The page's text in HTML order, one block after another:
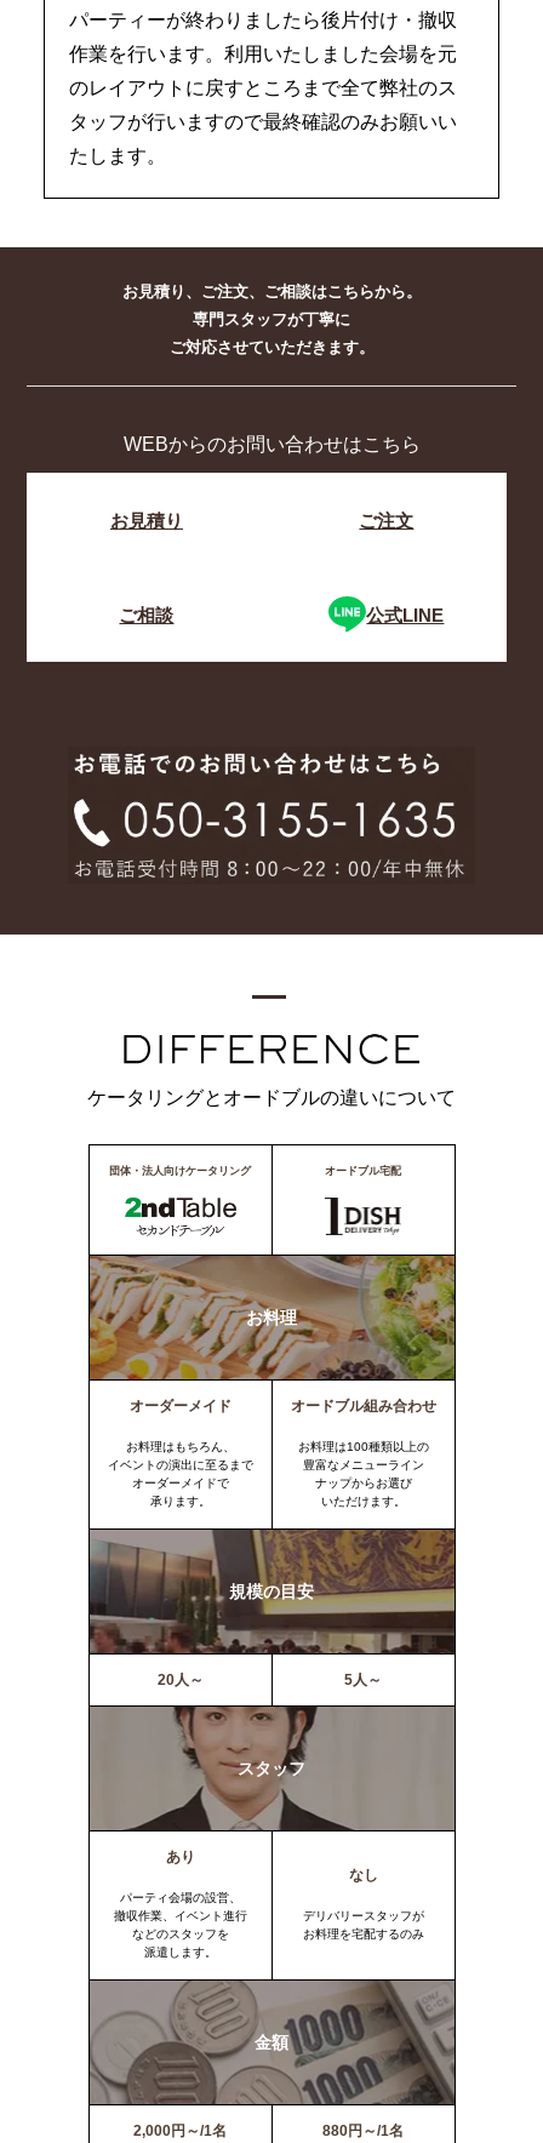
パーティーが終わりましたら後片付け・撤収
作業を行います。利用いたしました会場を元
のレイアウトに戻すところまで全て弊社のス
タッフが行いますので最終確認のみお願いい
たします。
お見積り、ご注文、ご相談はこちらから。
専門スタッフが丁寧に
ご対応させていただきます。
WEBからのお問い合わせはこちら
お見積り ご注文
ご相談 公式LINE
ケータリングとオードブルの違いについて
団体・法人向けケータリング オードブル宅配
お料理
オーダーメイド
お料理はもちろん、
イベントの演出に至るまで
オーダーメイドで
承ります。
オードブル組み合わせ
お料理は100種類以上の
豊富なメニューライン
ナップからお選び
いただけます。
規模の目安
20人～ 5人～
スタッフ
あり
パーティ会場の設営、
撤収作業、イベント進行
などのスタッフを
派遣します。
なし
デリバリースタッフが
お料理を宅配するのみ
金額
2,000円～/1名 880円～/1名